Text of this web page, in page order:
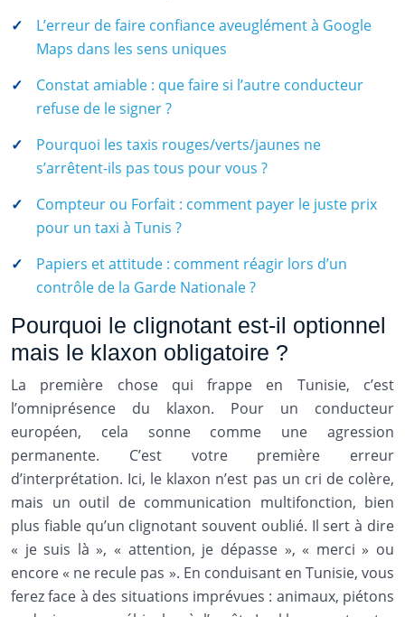
L’erreur de faire confiance aveuglément à Google
Maps dans les sens uniques
Constat amiable : que faire si l’autre conducteur
refuse de le signer ?
Pourquoi les taxis rouges/verts/jaunes ne
s’arrêtent-ils pas tous pour vous ?
Compteur ou Forfait : comment payer le juste prix
pour un taxi à Tunis ?
Papiers et attitude : comment réagir lors d’un
contrôle de la Garde Nationale ?
Pourquoi le clignotant est-il optionnel
mais le klaxon obligatoire ?
La première chose qui frappe en Tunisie, c’est
l’omniprésence du klaxon. Pour un conducteur
européen, cela sonne comme une agression
permanente. C’est votre première erreur
d’interprétation. Ici, le klaxon n’est pas un cri de colère,
mais un outil de communication multifonction, bien
plus fiable qu’un clignotant souvent oublié. Il sert à dire
« je suis là », « attention, je dépasse », « merci » ou
encore « ne recule pas ». En conduisant en Tunisie, vous
ferez face à des situations imprévues : animaux, piétons